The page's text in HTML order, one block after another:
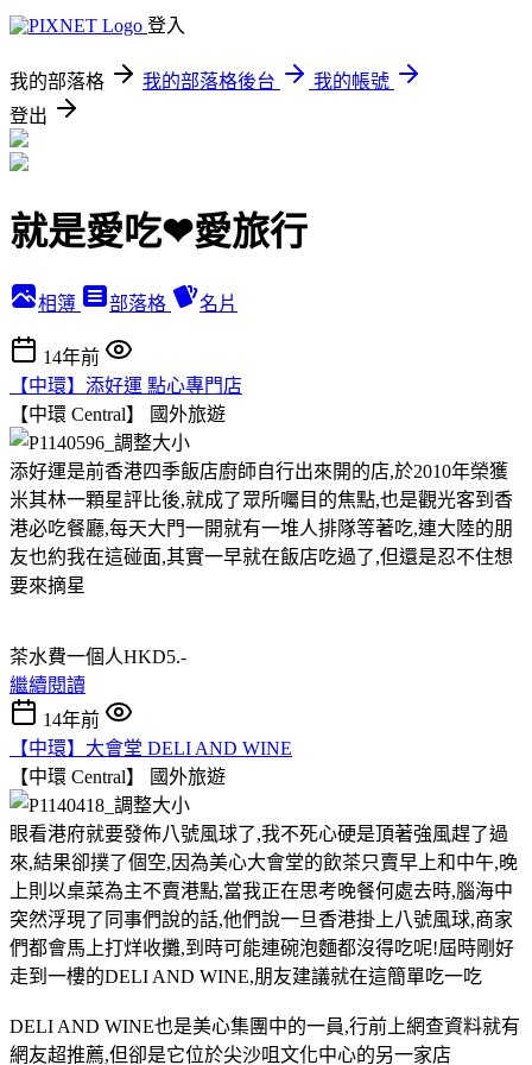
登入
我的部落格 我的部落格後台
我的帳號
登出
就是愛吃❤愛旅行
相簿 部落格 名片
14年前
【中環】添好運 點心專門店
【中環 Central】
國外旅遊
添好運是前香港四季飯店廚師自行出來開的店,於2010年榮獲
米其林一顆星評比後,就成了眾所囑目的焦點,也是觀光客到香
港必吃餐廳,每天大門一開就有一堆人排隊等著吃,連大陸的朋
友也約我在這碰面,其實一早就在飯店吃過了,但還是忍不住想
要來摘星
茶水費一個人HKD5.-
繼續閱讀
14年前
【中環】大會堂 DELI AND WINE
【中環 Central】
國外旅遊
眼看港府就要發佈八號風球了,我不死心硬是頂著強風趕了過
來,結果卻撲了個空,因為美心大會堂的飲茶只賣早上和中午,晚
上則以桌菜為主不賣港點,當我正在思考晚餐何處去時,腦海中
突然浮現了同事們說的話,他們說一旦香港掛上八號風球,商家
們都會馬上打烊收攤,到時可能連碗泡麵都沒得吃呢!屆時剛好
走到一樓的DELI AND WINE,朋友建議就在這簡單吃一吃
DELI AND WINE也是美心集團中的一員,行前上網查資料就有
網友超推薦,但卻是它位於尖沙咀文化中心的另一家店